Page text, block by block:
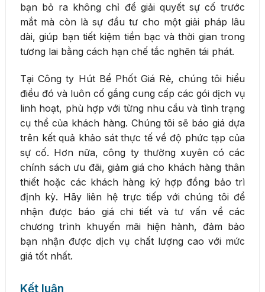
bạn bỏ ra không chỉ để giải quyết sự cố trước
mắt mà còn là sự đầu tư cho một giải pháp lâu
dài, giúp bạn tiết kiệm tiền bạc và thời gian trong
tương lai bằng cách hạn chế tắc nghẽn tái phát.
Tại Công ty Hút Bể Phốt Giá Rẻ, chúng tôi hiểu
điều đó và luôn cố gắng cung cấp các gói dịch vụ
linh hoạt, phù hợp với từng nhu cầu và tình trạng
cụ thể của khách hàng. Chúng tôi sẽ báo giá dựa
trên kết quả khảo sát thực tế về độ phức tạp của
sự cố. Hơn nữa, công ty thường xuyên có các
chính sách ưu đãi, giảm giá cho khách hàng thân
thiết hoặc các khách hàng ký hợp đồng bảo trì
định kỳ. Hãy liên hệ trực tiếp với chúng tôi để
nhận được báo giá chi tiết và tư vấn về các
chương trình khuyến mãi hiện hành, đảm bảo
bạn nhận được dịch vụ chất lượng cao với mức
giá tốt nhất.
Kết luận